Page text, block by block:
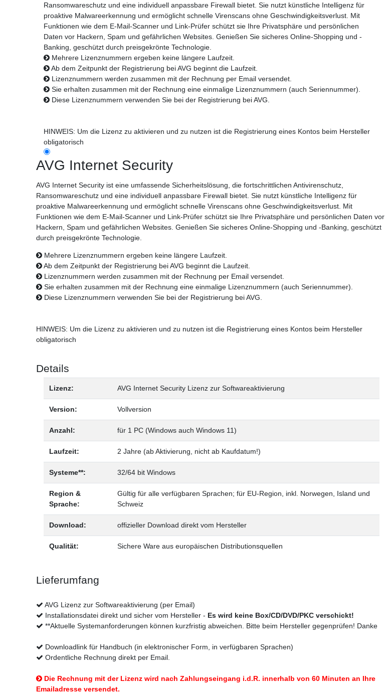
Ransomwareschutz und eine individuell anpassbare Firewall bietet. Sie nutzt künstliche Intelligenz für
proaktive Malwareerkennung und ermöglicht schnelle Virenscans ohne Geschwindigkeitsverlust. Mit
Funktionen wie dem E-Mail-Scanner und Link-Prüfer schützt sie Ihre Privatsphäre und persönlichen
Daten vor Hackern, Spam und gefährlichen Websites. Genießen Sie sicheres Online-Shopping und -
Banking, geschützt durch preisgekrönte Technologie.
Mehrere Lizenznummern ergeben keine längere Laufzeit.
Ab dem Zeitpunkt der Registrierung bei AVG beginnt die Laufzeit.
Lizenznummern werden zusammen mit der Rechnung per Email versendet.
Sie erhalten zusammen mit der Rechnung eine einmalige Lizenznummern (auch Seriennummer).
Diese Lizenznummern verwenden Sie bei der Registrierung bei AVG.
HINWEIS: Um die Lizenz zu aktivieren und zu nutzen ist die Registrierung eines Kontos beim Hersteller
obligatorisch
AVG Internet Security
AVG Internet Security ist eine umfassende Sicherheitslösung, die fortschrittlichen Antivirenschutz,
Ransomwareschutz und eine individuell anpassbare Firewall bietet. Sie nutzt künstliche Intelligenz für
proaktive Malwareerkennung und ermöglicht schnelle Virenscans ohne Geschwindigkeitsverlust. Mit
Funktionen wie dem E-Mail-Scanner und Link-Prüfer schützt sie Ihre Privatsphäre und persönlichen Daten vor
Hackern, Spam und gefährlichen Websites. Genießen Sie sicheres Online-Shopping und -Banking, geschützt
durch preisgekrönte Technologie.
Mehrere Lizenznummern ergeben keine längere Laufzeit.
Ab dem Zeitpunkt der Registrierung bei AVG beginnt die Laufzeit.
Lizenznummern werden zusammen mit der Rechnung per Email versendet.
Sie erhalten zusammen mit der Rechnung eine einmalige Lizenznummern (auch Seriennummer).
Diese Lizenznummern verwenden Sie bei der Registrierung bei AVG.
HINWEIS: Um die Lizenz zu aktivieren und zu nutzen ist die Registrierung eines Kontos beim Hersteller
obligatorisch
Details
Lizenz: AVG Internet Security Lizenz zur Softwareaktivierung
Version: Vollversion
Anzahl: für 1 PC (Windows auch Windows 11)
Laufzeit: 2 Jahre (ab Aktivierung, nicht ab Kaufdatum!)
Systeme**: 32/64 bit Windows
Region &
Sprache:
Gültig für alle verfügbaren Sprachen; für EU-Region, inkl. Norwegen, Island und
Schweiz
Download: offizieller Download direkt vom Hersteller
Qualität: Sichere Ware aus europäischen Distributionsquellen
Lieferumfang
AVG Lizenz zur Softwareaktivierung (per Email)
Installationsdatei direkt und sicher vom Hersteller - Es wird keine Box/CD/DVD/PKC verschickt!
**Aktuelle Systemanforderungen können kurzfristig abweichen. Bitte beim Hersteller gegenprüfen! Danke
Downloadlink für Handbuch (in elektronischer Form, in verfügbaren Sprachen)
Ordentliche Rechnung direkt per Email.
Die Rechnung mit der Lizenz wird nach Zahlungseingang i.d.R. innerhalb von 60 Minuten an Ihre
Emailadresse versendet.